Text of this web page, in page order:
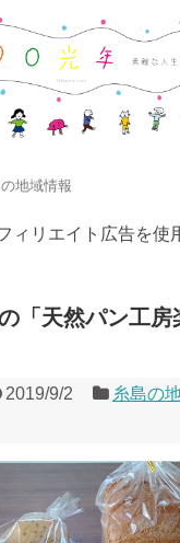
地域情報
ィリエイト広告を使
「天然パン工
2019/9/2 糸島の